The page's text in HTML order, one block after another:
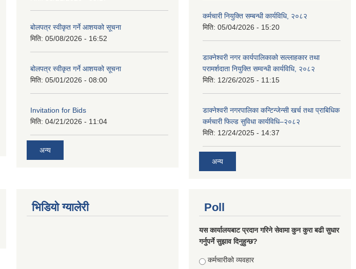
बोलपत्र स्वीकृत गर्ने आशयको सूचना
मिति: 05/08/2026 - 16:52
बोलपत्र स्वीकृत गर्ने आशयको सूचना
मिति: 05/01/2026 - 08:00
Invitation for Bids
मिति: 04/21/2026 - 11:04
अन्य
कर्मचारी नियुक्ति सम्बन्धी कार्यविधि, २०८२
मिति: 05/04/2026 - 15:20
डाक्नेश्वरी नगर कार्यपालिकाको सल्लाहकार तथा
परामर्शदाता नियुक्ति सम्वन्धी कार्यविधि, २०८२
मिति: 12/26/2025 - 11:15
डाक्नेश्वरी नगरपालिका कन्टिन्जेन्सी खर्च तथा प्राबिधिक
कर्मचारी फिल्ड सुविधा कार्यविधि–२०८२
मिति: 12/24/2025 - 14:37
अन्य
भिडियाे ग्यालेरी Poll
यस कार्यालयबाट प्रदान गरिने सेवामा कुन कुरा बढी सुधार
गर्नुपर्ने सुझाव दिनुहुन्छ?
Choices
कर्मचारीको व्यवहार